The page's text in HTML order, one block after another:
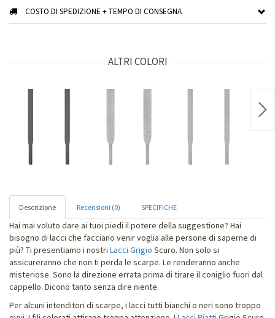
COSTO DI SPEDIZIONE + TEMPO DI CONSEGNA
ALTRI COLORI
Descrizione Recensioni (0) SPECIFICHE
Hai mai voluto dare ai tuoi piedi il potere della suggestione? Hai
bisogno di lacci che facciano venir voglia alle persone di saperne di
più? Ti presentiamo i nostri Lacci Grigio Scuro. Non solo si
assicureranno che non ti perda le scarpe. Le renderanno anche
misteriose. Sono la direzione errata prima di tirare il coniglio fuori dal
cappello. Dicono tanto senza dire niente.
Per alcuni intenditori di scarpe, i lacci tutti bianchi o neri sono troppo